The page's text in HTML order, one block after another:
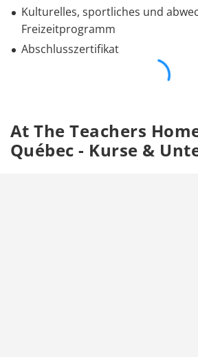
Kulturelles, sportliches und
Freizeitprogramm
Abschlusszertifikat
At The Teachers
Québec - Kurse &